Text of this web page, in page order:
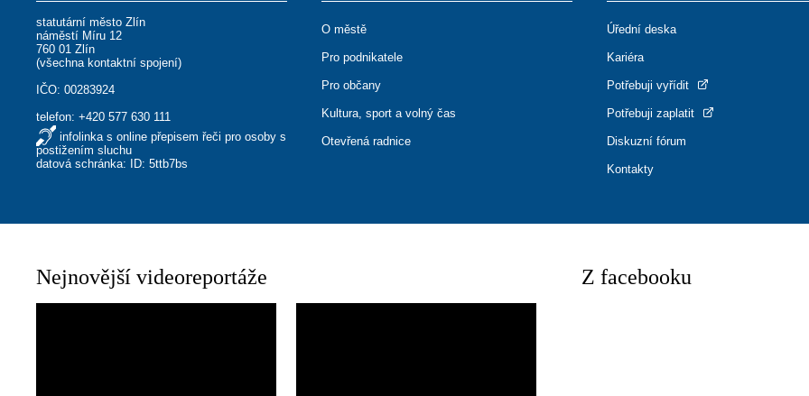
statutární město Zlín
náměstí Míru 12
760 01 Zlín
(všechna kontaktní spojení)
IČO: 00283924
telefon:+420 577 630 111
infolinka s online přepisem řeči pro osoby s
postižením sluchu
datová schránka: ID: 5ttb7bs
O městě
Pro podnikatele
Pro občany
Kultura, sport a volný čas
Otevřená radnice
Úřední deska
Kariéra
Potřebuji vyřídit
Potřebuji zaplatit
Diskuzní fórum
Kontakty
Nejnovější videoreportáže Z facebooku